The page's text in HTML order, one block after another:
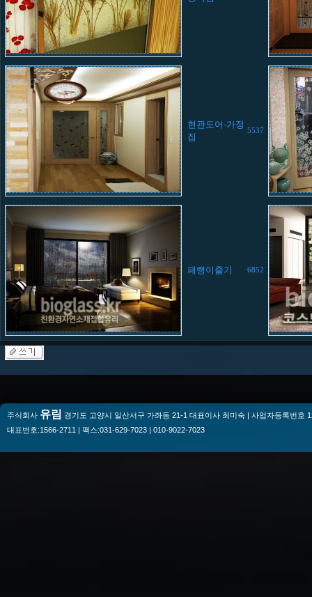
현관도어-가정
집
5537
패랭이줄기 6852
주식회사 유림 경기도 고양시 일산서구 가좌동 21-1 대표이사 최미숙 | 사업자등록번호
대표번호:1566-2711 | 팩스:031-629-7023 | 010-9022-7023